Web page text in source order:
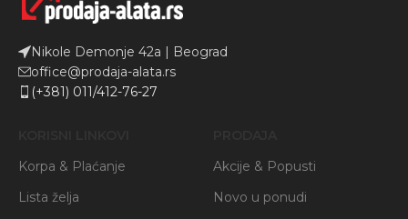
Nikole Demonje 42a | Beograd
office@prodaja-alata.rs
(+381) 011/412-76-27
Korpa & Plaćanje
Lista želja
Akcije & Popusti
Novo u ponudi